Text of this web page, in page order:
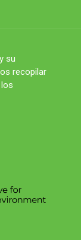
su
recopilar